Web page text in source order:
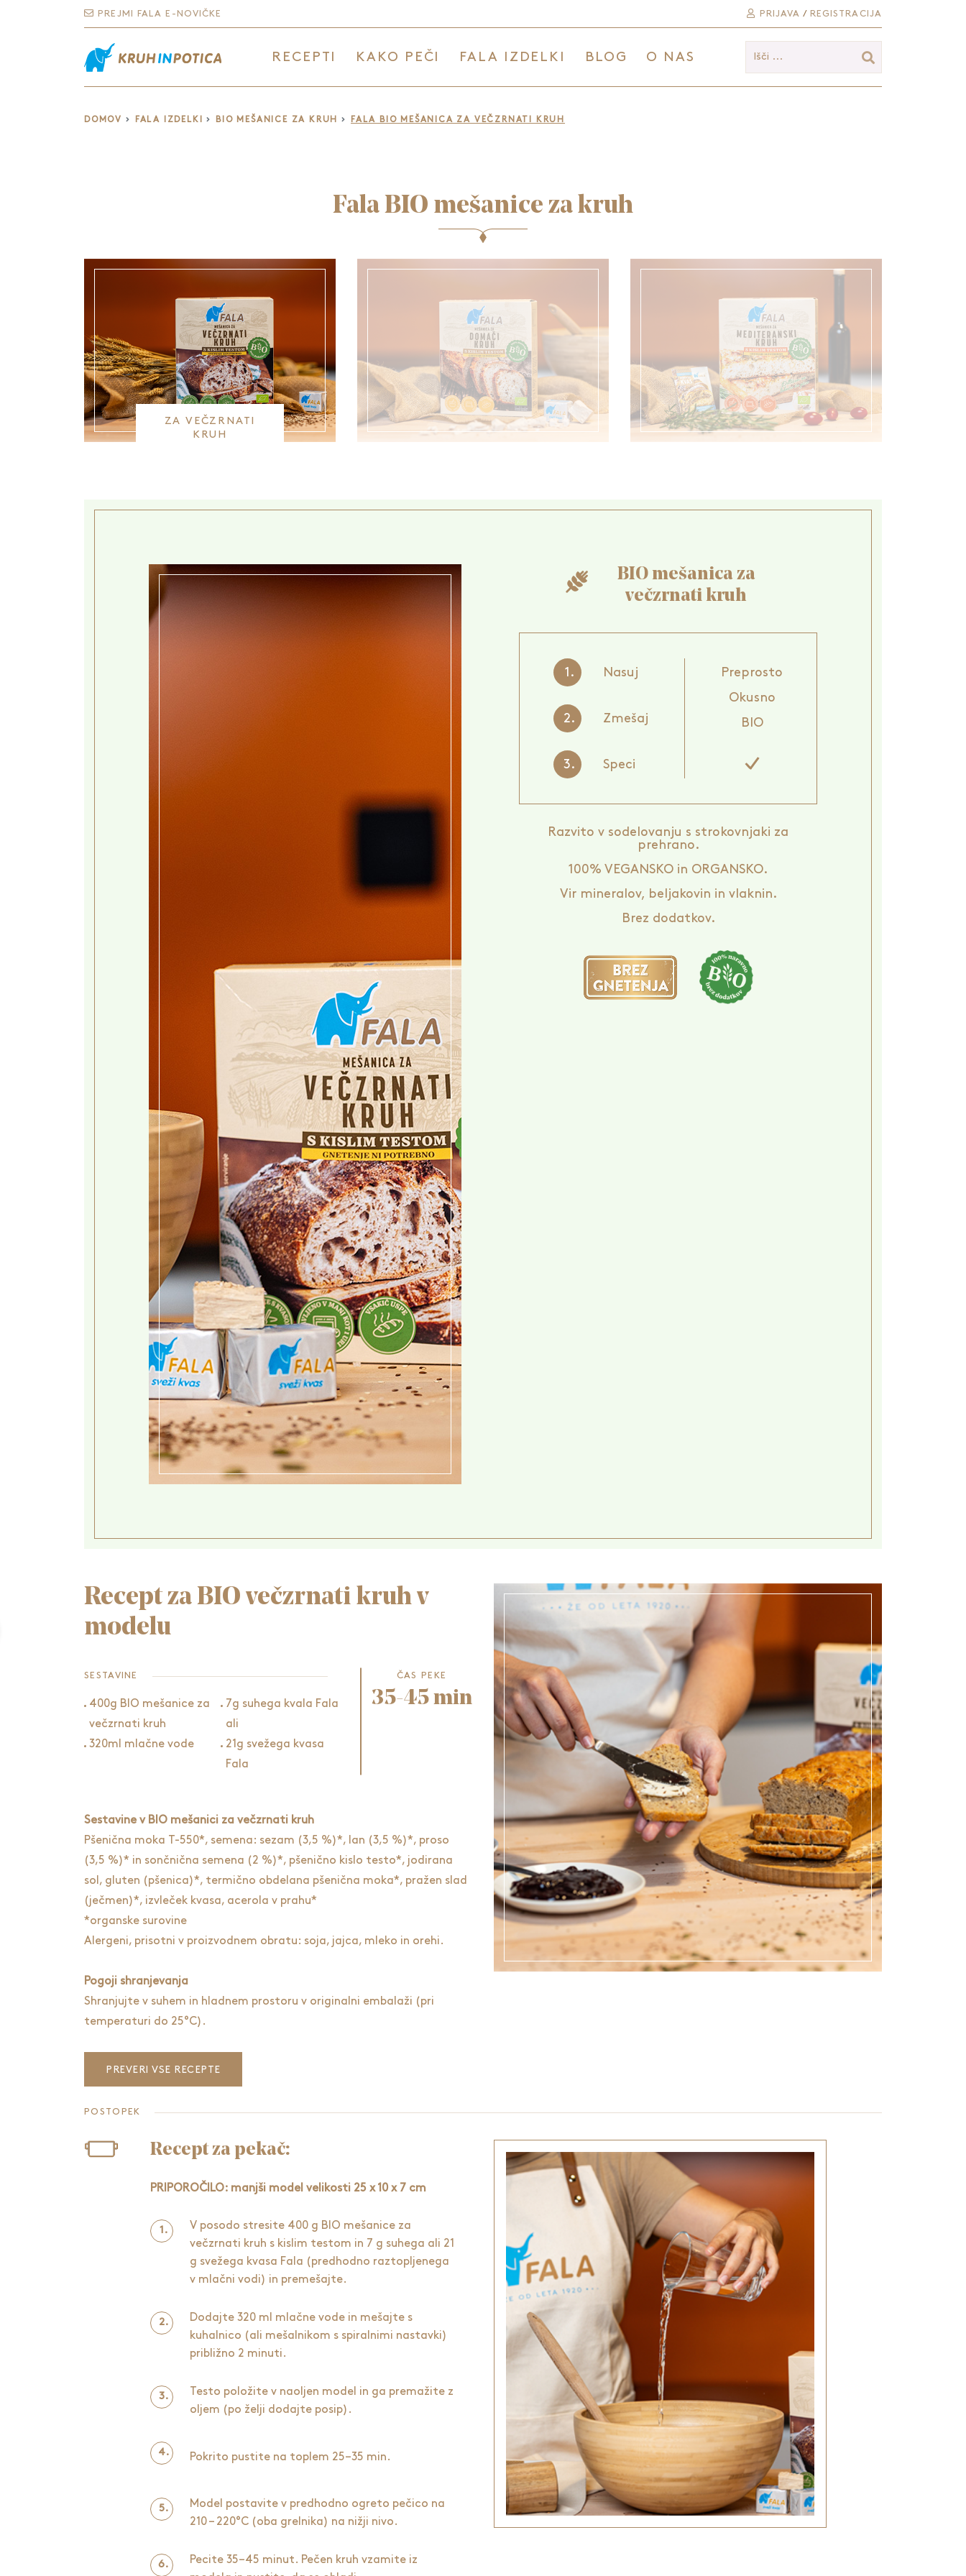
PREJMI FALA E-NOVIČKE PRIJAVA / REGISTRACIJA
Išči ...
RECEPTI KAKO PEČI FALA IZDELKI BLOG O NAS
DOMOV FALA IZDELKI BIO MEŠANICE ZA KRUH FALA BIO MEŠANICA ZA VEČZRNATI KRUH
Fala BIO mešanice za kruh
ZA VEČZRNATI
KRUH
BIO mešanica za
večzrnati kruh
1. Nasuj
2. Zmešaj
3. Speci
Preprosto
Okusno
BIO
Razvito v sodelovanju s strokovnjaki za
prehrano.
100% VEGANSKO in ORGANSKO.
Vir mineralov, beljakovin in vlaknin.
Brez dodatkov.
Recept za BIO večzrnati kruh v
modelu
SESTAVINE
400g BIO mešanice za
večzrnati kruh
320ml mlačne vode
7g suhega kvala Fala
ali
21g svežega kvasa
Fala
ČAS PEKE
35-45 min
Sestavine v BIO mešanici za večzrnati kruh
Pšenična moka T-550*, semena: sezam (3,5 %)*, lan (3,5 %)*, proso
(3,5 %)* in sončnična semena (2 %)*, pšenično kislo testo*, jodirana
sol, gluten (pšenica)*, termično obdelana pšenična moka*, pražen slad
(ječmen)*, izvleček kvasa, acerola v prahu*
*organske surovine
Alergeni, prisotni v proizvodnem obratu: soja, jajca, mleko in orehi.
Pogoji shranjevanja
Shranjujte v suhem in hladnem prostoru v originalni embalaži (pri
temperaturi do 25°C).
PREVERI VSE RECEPTE
POSTOPEK
Recept za pekač:
PRIPOROČILO: manjši model velikosti 25 x 10 x 7 cm
V posodo stresite 400 g BIO mešanice za
večzrnati kruh s kislim testom in 7 g suhega ali 21
g svežega kvasa Fala (predhodno raztopljenega
v mlačni vodi) in premešajte.
Dodajte 320 ml mlačne vode in mešajte s
kuhalnico (ali mešalnikom s spiralnimi nastavki)
približno 2 minuti.
Testo položite v naoljen model in ga premažite z
oljem (po želji dodajte posip).
Pokrito pustite na toplem 25–35 min.
Model postavite v predhodno ogreto pečico na
210 – 220°C (oba grelnika) na nižji nivo.
Pecite 35–45 minut. Pečen kruh vzamite iz